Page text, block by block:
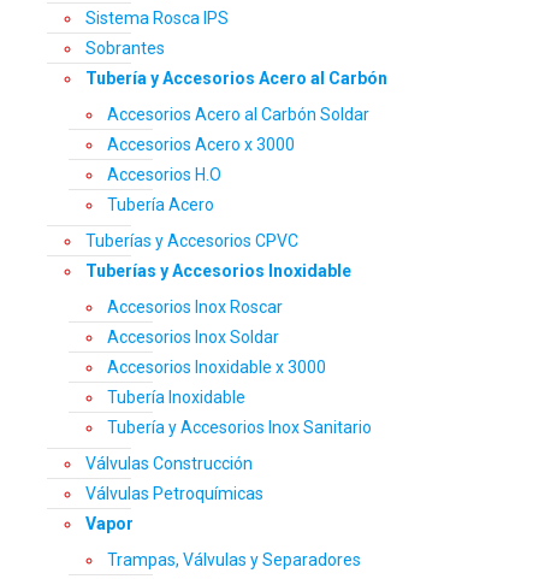
Sistema Rosca IPS
Sobrantes
Tubería y Accesorios Acero al Carbón
Accesorios Acero al Carbón Soldar
Accesorios Acero x 3000
Accesorios H.O
Tubería Acero
Tuberías y Accesorios CPVC
Tuberías y Accesorios Inoxidable
Accesorios Inox Roscar
Accesorios Inox Soldar
Accesorios Inoxidable x 3000
Tubería Inoxidable
Tubería y Accesorios Inox Sanitario
Válvulas Construcción
Válvulas Petroquímicas
Vapor
Trampas, Válvulas y Separadores